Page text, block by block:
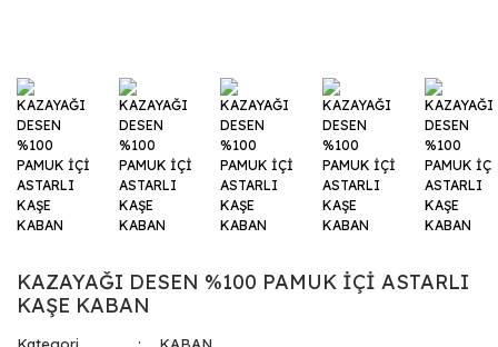
KAZAYAĞI DESEN %100 PAMUK İÇİ ASTARLI
KAŞE KABAN
Kategori
KABAN